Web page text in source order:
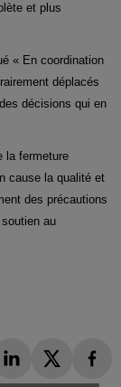
et plus
« En coordination
déplacés
décisions qui en
la fermeture
cause la qualité et
des précautions
au